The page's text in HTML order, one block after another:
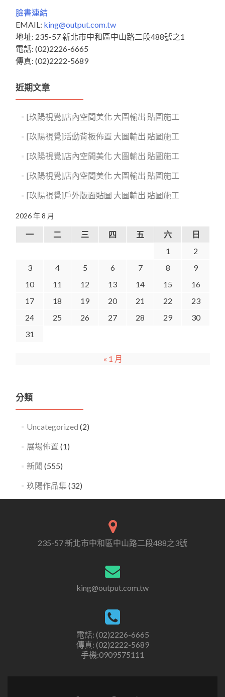
臉書連結
EMAIL: king@output.com.tw
地址: 235-57 新北市中和區中山路二段488號之1
電話: (02)2226-6665
傳真: (02)2222-5689
近期文章
[玖陽視覺]店內空間美化 大圖輸出 貼圖施工
[玖陽視覺]活動背板佈置 大圖輸出 貼圖施工
[玖陽視覺]店內空間美化 大圖輸出 貼圖施工
[玖陽視覺]店內空間美化 大圖輸出 貼圖施工
[玖陽視覺]戶外版面貼圖 大圖輸出 貼圖施工
2026 年 8 月
一 二 三 四 五 六
日
1
2
3
4 5 6 7 8
9
10
11 12 13 14 15
16
17
18 19 20 21 22
23
24
25 26 27 28 29
30
31
« 1 月
分類
Uncategorized (2)
展場佈置 (1)
新聞 (555)
玖陽作品集 (32)
235-57 新北市中和區中山路二段488之3號
king@output.com.tw
電話: (02)2226-6665
傳真: (02)2222-5689
手機:0909575111